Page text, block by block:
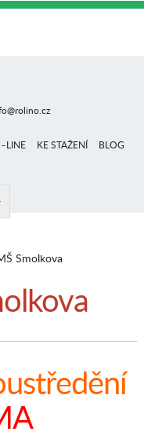
KE STAŽENÍ
BLOG
Smolkova